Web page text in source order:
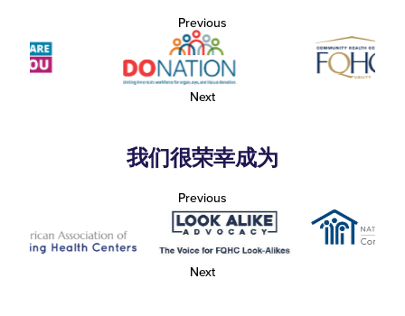
Previous
Next
我们很荣幸成为
Previous
Next